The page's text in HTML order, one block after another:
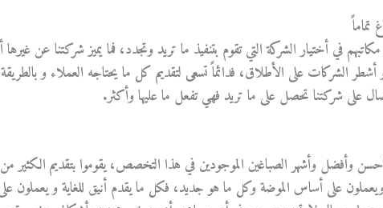
في أختيار الشركة التي تقوم بتنفيذ ما تريد وتجدد، فما يميز شركتنا عن غيرها
أشطر الشركات على الأطلاق، فدائماً تسعى لتقديم كل ما يحتاجه العملاء و بالطريقة
على شركتنا تحصل على ما تريد فهي تفعل ما عليها وأكثر.
وأفضل وأشهر الصباغين الموجودين في هذا التخصص، يقوموا بتقديم الكثير من
على أساس الموضة وكل ما هو جديد، فكل ما يقدم أنيق للغاية و يعملون